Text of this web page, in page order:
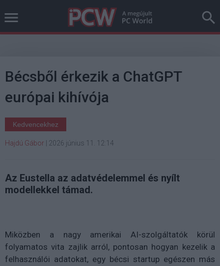
Bécsből érkezik a ChatGPT
európai kihívója
Kedvencekhez
Hajdú Gábor 2026 június 11. 12:14
Az Eustella az adatvédelemmel és nyílt
modellekkel támad.
Miközben a nagy amerikai AI-szolgáltatók körül
folyamatos vita zajlik arról, pontosan hogyan kezelik a
felhasználói adatokat, egy bécsi startup egészen más